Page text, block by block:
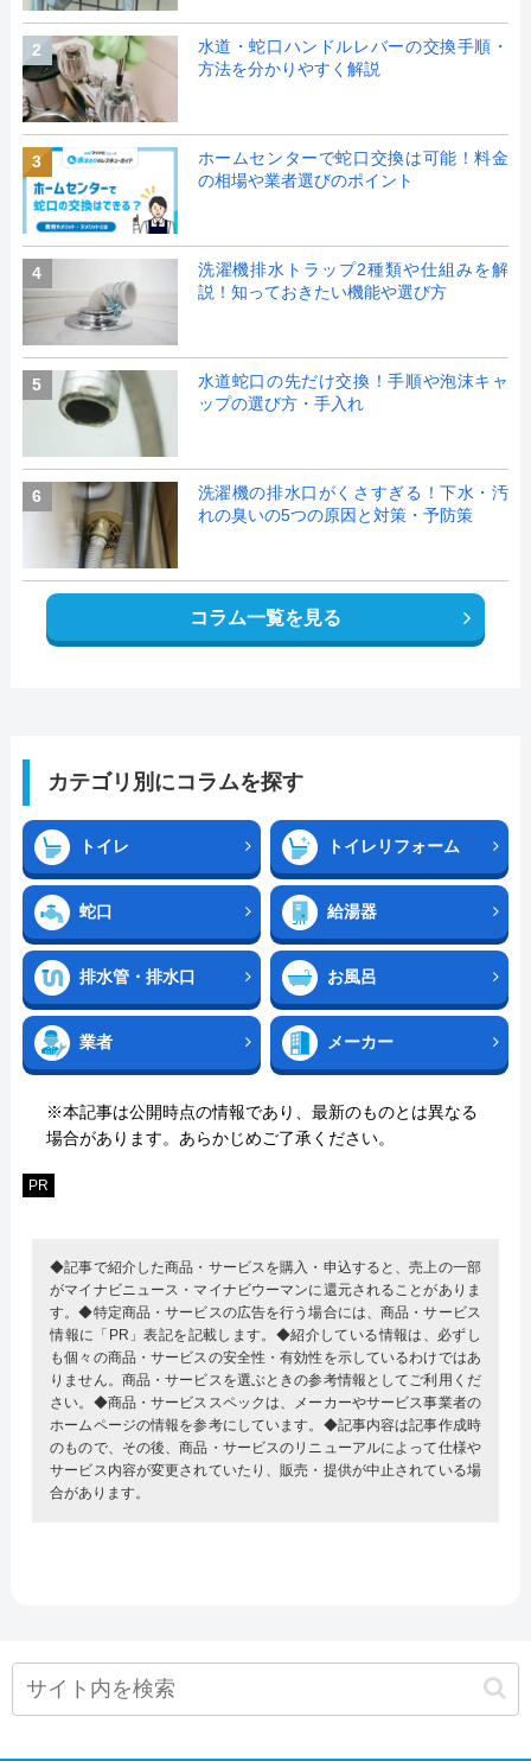
2
水道・蛇口ハンドルレバーの交換手順・
方法を分かりやすく解説
3
ホームセンターで蛇口交換は可能！料金
の相場や業者選びのポイント
4
洗濯機排水トラップ2種類や仕組みを解
説！知っておきたい機能や選び方
5
水道蛇口の先だけ交換！手順や泡沫キャ
ップの選び方・手入れ
6
洗濯機の排水口がくさすぎる！下水・汚
れの臭いの5つの原因と対策・予防策
コラム一覧を見る
カテゴリ別にコラムを探す
トイレ トイレリフォーム
蛇口 給湯器
排水管・排水口 お風呂
業者 メーカー
※本記事は公開時点の情報であり、最新のものとは異なる
場合があります。あらかじめご了承ください。
PR
◆記事で紹介した商品・サービスを購入・申込すると、売上の一部
がマイナビニュース・マイナビウーマンに還元されることがありま
す。◆特定商品・サービスの広告を行う場合には、商品・サービス
情報に「PR」表記を記載します。◆紹介している情報は、必ずし
も個々の商品・サービスの安全性・有効性を示しているわけではあ
りません。商品・サービスを選ぶときの参考情報としてご利用くだ
さい。◆商品・サービススペックは、メーカーやサービス事業者の
ホームページの情報を参考にしています。◆記事内容は記事作成時
のもので、その後、商品・サービスのリニューアルによって仕様や
サービス内容が変更されていたり、販売・提供が中止されている場
合があります。